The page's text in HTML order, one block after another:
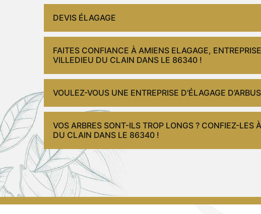
DEVIS ÉLAGAGE
FAITES CONFIANCE À AMIENS ELAGAGE,
VILLEDIEU DU CLAIN DANS LE 86340 !
VOULEZ-VOUS UNE ENTREPRISE D'ÉLAGAGE
VOS ARBRES SONT-ILS TROP LONGS ? CONFIEZ-LES
DU CLAIN DANS LE 86340 !